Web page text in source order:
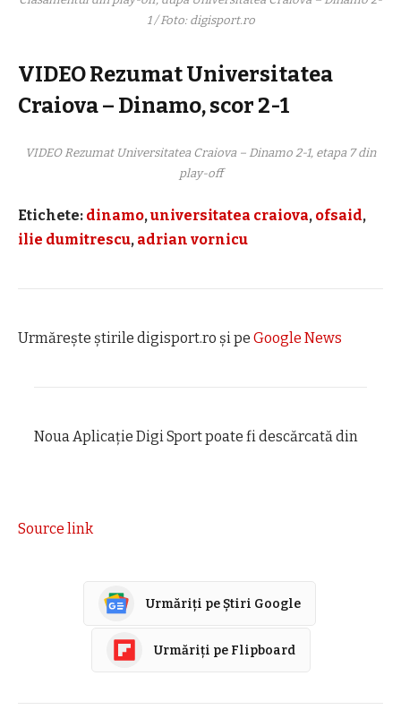
1 / Foto: digisport.ro
VIDEO Rezumat Universitatea
Craiova – Dinamo, scor 2-1
VIDEO Rezumat Universitatea Craiova – Dinamo 2-1, etapa 7 din
play-off
Etichete: dinamo,universitatea craiova, ofsaid,
ilie dumitrescu, adrian vornicu
Urmărește știrile digisport.ro și pe Google News
Noua Aplicaţie Digi Sport poate fi descărcată din
Source link
Urmăriți pe Știri Google
Urmăriți pe Flipboard